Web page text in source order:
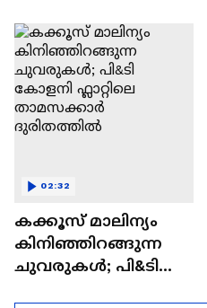
ഉയര്‍ത്തി മന്ത്രി ഒ.ജെ
ജനീഷ്
കക്കൂസ് മാലിന്യം
കിനിഞ്ഞിറങ്ങുന്ന
ചുവരുകള്‍; പി&ടി
02:32